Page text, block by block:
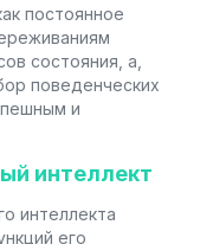
постоянное
состояния, а,
поведенческих
и
интеллект
интеллекта
его